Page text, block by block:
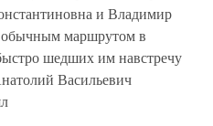
и Владимир
обычным маршрутом в
шедших им навстречу
Васильевич